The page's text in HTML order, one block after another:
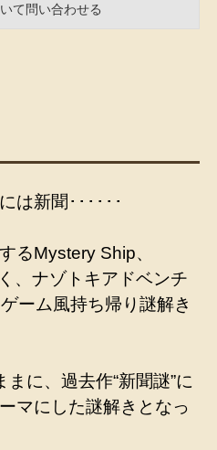
て問い合わせる
は新聞･･････
るMystery Ship、
、ナゾトキアドベンチ
ーム風持ち帰り謎解き
に、過去作“新聞謎”に
マにした謎解きとなっ